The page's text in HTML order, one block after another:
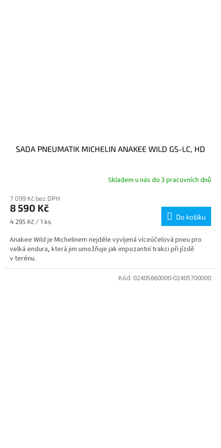
SADA PNEUMATIK MICHELIN ANAKEE WILD GS-LC, HD
Skladem u nás do 3 pracovních dnů
7 099 Kč bez DPH
8 590 Kč
Měrná
4 295 Kč / 1 ks
Do košíku
Anakee Wild je Michelinem nejdéle vyvíjená víceúčelová pneu pro
velká endura, která jim umožňuje jak impozantní trakci při jízdě
v terénu.
Kód: 02405660000-02405700000